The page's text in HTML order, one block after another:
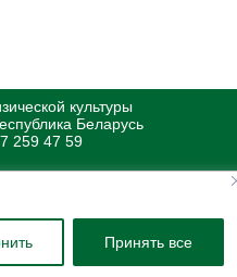
Принять все
культуры
Беларусь
259 47 59